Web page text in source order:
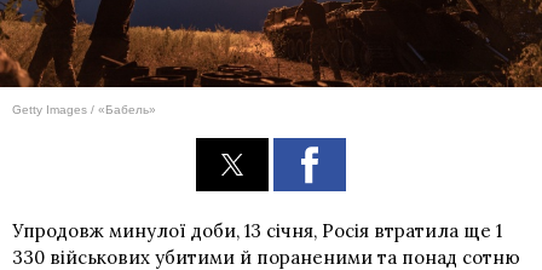
Getty Images / «Бабель»
Упродовж минулої доби, 13 січня, Росія втратила ще 1
330 військових убитими й пораненими та понад сотню